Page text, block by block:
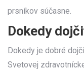
prsníkov súčasne.
Dokedy
Dokedy je dobré
Svetovej